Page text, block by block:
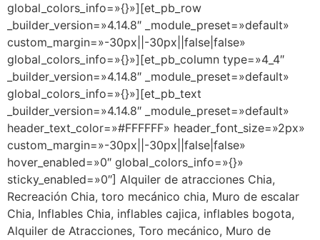
global_colors_info=»{}»][et_pb_row
_builder_version=»4.14.8″ _module_preset=»default»
custom_margin=»-30px||-30px||false|false»
global_colors_info=»{}»][et_pb_column type=»4_4″
_builder_version=»4.14.8″ _module_preset=»default»
global_colors_info=»{}»][et_pb_text
_builder_version=»4.14.8″ _module_preset=»default»
header_text_color=»#FFFFFF» header_font_size=»2px»
custom_margin=»-30px||-30px||false|false»
hover_enabled=»0″ global_colors_info=»{}»
sticky_enabled=»0″] Alquiler de atracciones Chia,
Recreación Chia, toro mecánico chia, Muro de escalar
Chia, Inflables Chia, inflables cajica, inflables bogota,
Alquiler de Atracciones, Toro mecánico, Muro de